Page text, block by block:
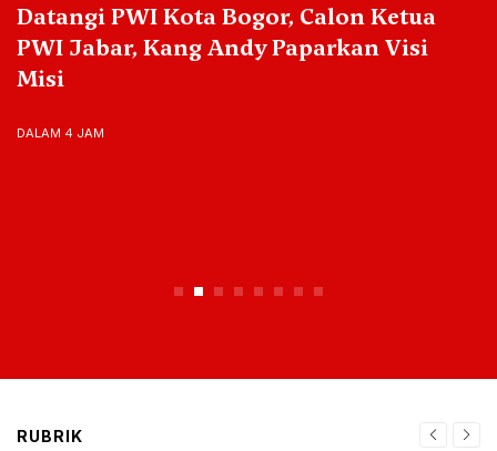
Datangi PWI Kota Bogor, Calon Ketua
PWI Jabar, Kang Andy Paparkan Visi
Misi
DALAM 4 JAM
RUBRIK